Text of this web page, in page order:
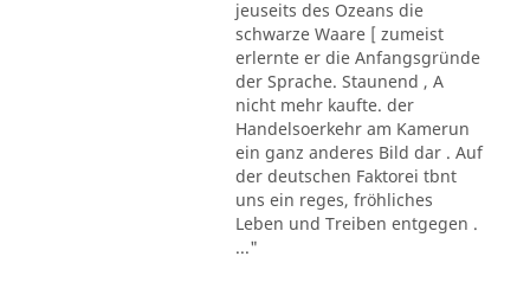
jeuseits des Ozeans die
schwarze Waare [ zumeist
erlernte er die Anfangsgründe
der Sprache. Staunend , A
nicht mehr kaufte. der
Handelsoerkehr am Kamerun
ein ganz anderes Bild dar . Auf
der deutschen Faktorei tbnt
uns ein reges, fröhliches
Leben und Treiben entgegen .
..."